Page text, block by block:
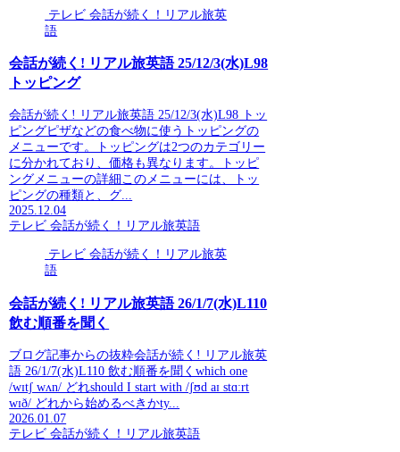
テレビ 会話が続く！リアル旅英
語
会話が続く! リアル旅英語 25/12/3(水)L98
トッピング
会話が続く! リアル旅英語 25/12/3(水)L98 トッ
ピングピザなどの食べ物に使うトッピングの
メニューです。トッピングは2つのカテゴリー
に分かれており、価格も異なります。トッピ
ングメニューの詳細このメニューには、トッ
ピングの種類と、グ...
2025.12.04
テレビ 会話が続く！リアル旅英語
テレビ 会話が続く！リアル旅英
語
会話が続く! リアル旅英語 26/1/7(水)L110
飲む順番を聞く
ブログ記事からの抜粋会話が続く! リアル旅英
語 26/1/7(水)L110 飲む順番を聞くwhich one
/wɪtʃ wʌn/ どれshould I start with /ʃʊd aɪ stɑːrt
wɪð/ どれから始めるべきかty...
2026.01.07
テレビ 会話が続く！リアル旅英語